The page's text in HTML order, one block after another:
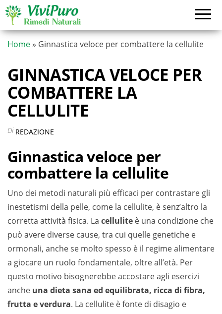
Vai
contenuto
Home » Ginnastica veloce per combattere la cellulite
GINNASTICA VELOCE PER
COMBATTERE LA
CELLULITE
Di REDAZIONE
Ginnastica veloce per
combattere la cellulite
Uno dei metodi naturali più efficaci per contrastare gli
inestetismi della pelle, come la cellulite, è senz’altro la
corretta attività fisica. La cellulite è una condizione che
può avere diverse cause, tra cui quelle genetiche e
ormonali, anche se molto spesso è il regime alimentare
a giocare un ruolo fondamentale, oltre all’età. Per
questo motivo bisognerebbe accostare agli esercizi
anche una dieta sana ed equilibrata, ricca di fibra,
frutta e verdura. La cellulite è fonte di disagio e